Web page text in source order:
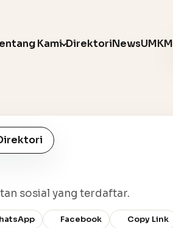
Kami DirektoriNewsUMKM
sosial yang terdaftar.
Facebook Copy Link